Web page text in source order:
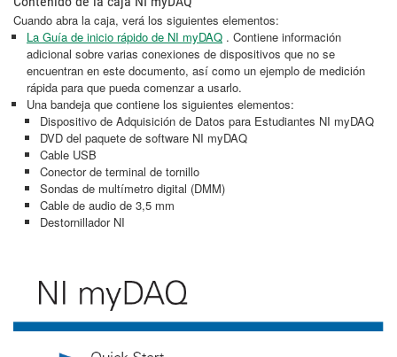
Cuando abra la caja, verá los siguientes elementos:
La Guía de inicio rápido de NI myDAQ . Contiene información
adicional sobre varias conexiones de dispositivos que no se
encuentran en este documento, así como un ejemplo de medición
rápida para que pueda comenzar a usarlo.
Una bandeja que contiene los siguientes elementos:
Dispositivo de Adquisición de Datos para Estudiantes NI myDAQ
DVD del paquete de software NI myDAQ
Cable USB
Conector de terminal de tornillo
Sondas de multímetro digital (DMM)
Cable de audio de 3,5 mm
Destornillador NI